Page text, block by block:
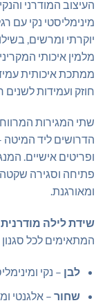
העיצוב המודרני
מינימליסטי נקי עם
יוקרתי ומרשים,
מלמין איכותי
ממתכת איכותית
חוזק ועמידות לשנים
שתי המגירות
הדרושים ליד המיטה
ופריטים אישיים.
פתיחה וסגירה שקטה
ומאורגנת.
שידת לילה
המתאימים לכל סגנון
לבן – נקי
שחור– אלגנטי